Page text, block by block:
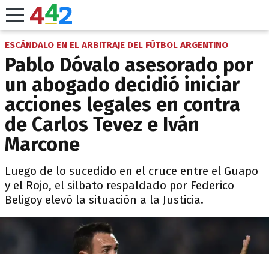
ESCÁNDALO EN EL ARBITRAJE DEL FÚTBOL ARGENTINO
Pablo Dóvalo asesorado por
un abogado decidió iniciar
acciones legales en contra
de Carlos Tevez e Iván
Marcone
Luego de lo sucedido en el cruce entre el Guapo
y el Rojo, el silbato respaldado por Federico
Beligoy elevó la situación a la Justicia.